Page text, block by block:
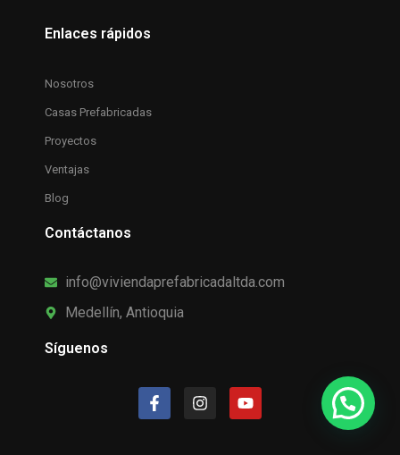
Enlaces rápidos
Nosotros
Casas Prefabricadas
Proyectos
Ventajas
Blog
Contáctanos
info@viviendaprefabricadaltda.com
Medellín, Antioquia
Síguenos